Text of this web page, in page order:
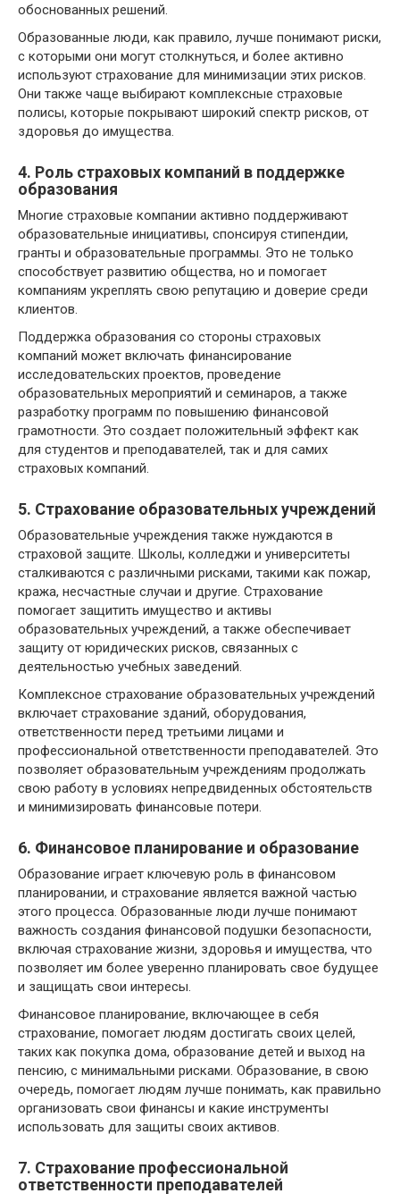
обоснованных решений.
Образованные люди, как правило, лучше понимают риски,
с которыми они могут столкнуться, и более активно
используют страхование для минимизации этих рисков.
Они также чаще выбирают комплексные страховые
полисы, которые покрывают широкий спектр рисков, от
здоровья до имущества.
4. Роль страховых компаний в поддержке
образования
Многие страховые компании активно поддерживают
образовательные инициативы, спонсируя стипендии,
гранты и образовательные программы. Это не только
способствует развитию общества, но и помогает
компаниям укреплять свою репутацию и доверие среди
клиентов.
Поддержка образования со стороны страховых
компаний может включать финансирование
исследовательских проектов, проведение
образовательных мероприятий и семинаров, а также
разработку программ по повышению финансовой
грамотности. Это создает положительный эффект как
для студентов и преподавателей, так и для самих
страховых компаний.
5. Страхование образовательных учреждений
Образовательные учреждения также нуждаются в
страховой защите. Школы, колледжи и университеты
сталкиваются с различными рисками, такими как пожар,
кража, несчастные случаи и другие. Страхование
помогает защитить имущество и активы
образовательных учреждений, а также обеспечивает
защиту от юридических рисков, связанных с
деятельностью учебных заведений.
Комплексное страхование образовательных учреждений
включает страхование зданий, оборудования,
ответственности перед третьими лицами и
профессиональной ответственности преподавателей. Это
позволяет образовательным учреждениям продолжать
свою работу в условиях непредвиденных обстоятельств
и минимизировать финансовые потери.
6. Финансовое планирование и образование
Образование играет ключевую роль в финансовом
планировании, и страхование является важной частью
этого процесса. Образованные люди лучше понимают
важность создания финансовой подушки безопасности,
включая страхование жизни, здоровья и имущества, что
позволяет им более уверенно планировать свое будущее
и защищать свои интересы.
Финансовое планирование, включающее в себя
страхование, помогает людям достигать своих целей,
таких как покупка дома, образование детей и выход на
пенсию, с минимальными рисками. Образование, в свою
очередь, помогает людям лучше понимать, как правильно
организовать свои финансы и какие инструменты
использовать для защиты своих активов.
7. Страхование профессиональной
ответственности преподавателей